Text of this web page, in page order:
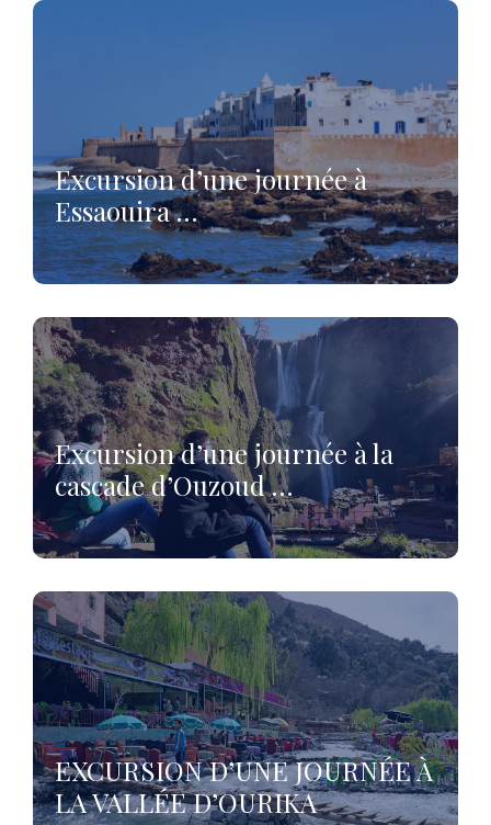
Excursion d’une journée à
Essaouira …
Excursion d’une journée à la
cascade d’Ouzoud …
EXCURSION D’UNE JOURNÉE À
LA VALLÉE D’OURIKA